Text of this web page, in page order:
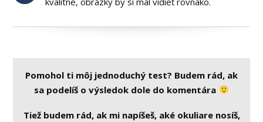
Pomohol ti môj jednoduchý test? Budem rád, ak
sa podelíš o výsledok dole do komentára
Tiež budem rád, ak mi napíšeš, aké okuliare nosíš,